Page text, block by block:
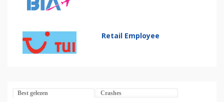
Retail Employee
Best gelezen Crashes